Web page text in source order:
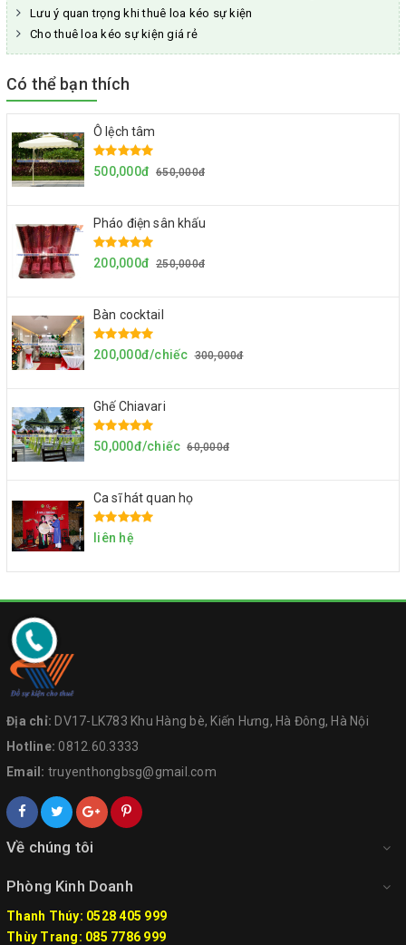
Lưu ý quan trọng khi thuê loa kéo sự kiện
Cho thuê loa kéo sự kiện giá rẻ
Có thể bạn thích
Ô lệch tâm
500,000đ 650,000đ
Pháo điện sân khấu
200,000đ 250,000đ
Bàn cocktail
200,000đ/chiếc 300,000đ
Ghế Chiavari
50,000đ/chiếc 60,000đ
Ca sĩ hát quan họ
liên hệ
Địa chỉ: DV17-LK783 Khu Hàng bè, Kiến Hưng, Hà Đông, Hà Nội
Hotline:0812.60.3333
Email: truyenthongbsg@gmail.com
Về chúng tôi
Phòng Kinh Doanh
Thanh Thúy: 0528 405 999
Thùy Trang: 085 7786 999